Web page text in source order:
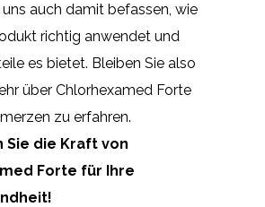
auch damit befassen, wie
richtig anwendet und
es bietet. Bleiben Sie also
über Chlorhexamed Forte
zu erfahren.
Sie die Kraft von
Forte für Ihre